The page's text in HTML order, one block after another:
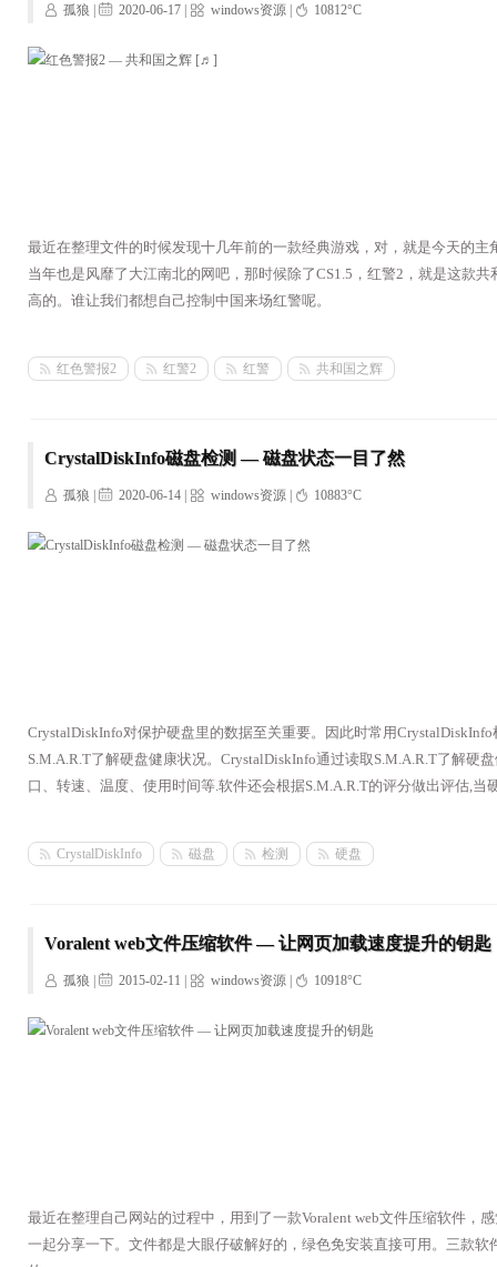
孤狼 | 2020-06-17 | windows资源 10812°C
最近在整理文件的时候发现十几年前的一款经典游戏，对，就是今天的
当年也是风靡了大江南北的网吧，那时候除了CS1.5，红警2，就是这款
高的。谁让我们都想自己控制中国来场红警呢。
红色警报2 红警2 红警 共和国之辉
CrystalDiskInfo磁盘检测 — 磁盘状态一目了然
孤狼 | 2020-06-14 | windows资源 10883°C
CrystalDiskInfo对保护硬盘里的数据至关重要。因此时常用
S.M.A.R.T了解硬盘健康状况。CrystalDiskInfo通过读取S.M.A.R.T了解硬
口、转速、温度、使用时间等.软件还会根据S.M.A.R.T的评分做出评估,当
CrystalDiskInfo 磁盘 检测 硬盘
Voralent web文件压缩软件 — 让网页加载速度提升的钥匙
孤狼 | 2015-02-11 | windows资源 10918°C
最近在整理自己网站的过程中，用到了一款Voralent web文件压缩软件，
一起分享一下。文件都是大眼仔破解好的，绿色免安装直接可用。三款